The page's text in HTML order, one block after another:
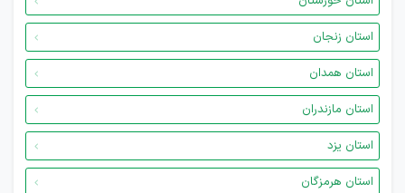
استان زنجان
استان همدان
استان مازندران
استان یزد
استان هرمزگان